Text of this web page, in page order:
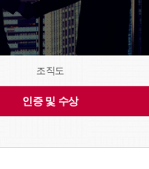
답변
이메
전송
조직도
인증 및 수상